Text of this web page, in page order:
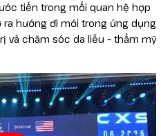
tiến trong mối quan hệ hợp
hướng đi mới trong ứng dụng
và chăm sóc da liễu – thẩm mỹ